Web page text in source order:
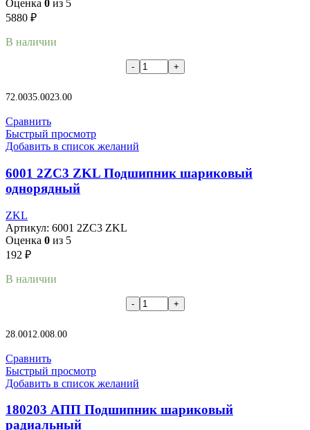
Оценка 0 из 5
5880 ₽
В наличии
72.0035.0023.00
Сравнить
Быстрый просмотр
Добавить в список желаний
6001 2ZC3 ZKL Подшипник шариковый
однорядный
ZKL
Артикул: 6001 2ZC3 ZKL
Оценка 0 из 5
192 ₽
В наличии
28.0012.008.00
Сравнить
Быстрый просмотр
Добавить в список желаний
180203 АПП Подшипник шариковый
радиальный